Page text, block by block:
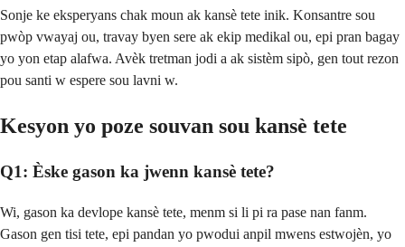
Sonje ke eksperyans chak moun ak kansè tete inik. Konsantre sou
pwòp vwayaj ou, travay byen sere ak ekip medikal ou, epi pran bagay
yo yon etap alafwa. Avèk tretman jodi a ak sistèm sipò, gen tout rezon
pou santi w espere sou lavni w.
Kesyon yo poze souvan sou kansè tete
Q1: Èske gason ka jwenn kansè tete?
Wi, gason ka devlope kansè tete, menm si li pi ra pase nan fanm.
Gason gen tisi tete, epi pandan yo pwodui anpil mwens estwojèn, yo